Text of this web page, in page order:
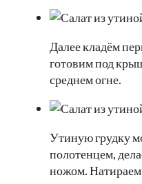
Далее кладём
готовим под
среднем огне.
Утиную грудку
полотенцем,
ножом. Натираем